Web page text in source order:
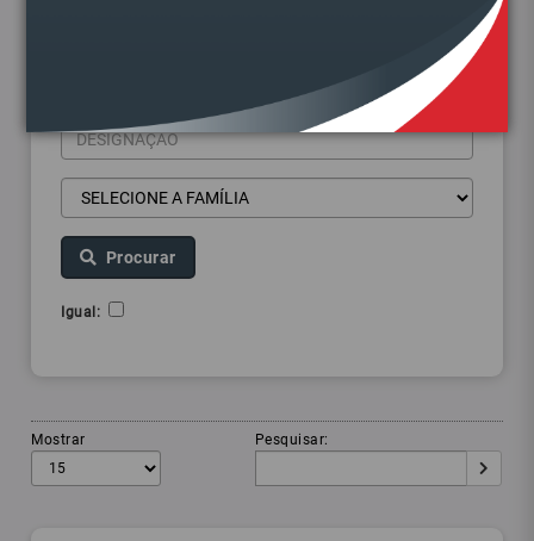
Procurar
Igual:
Mostrar Pesquisar: